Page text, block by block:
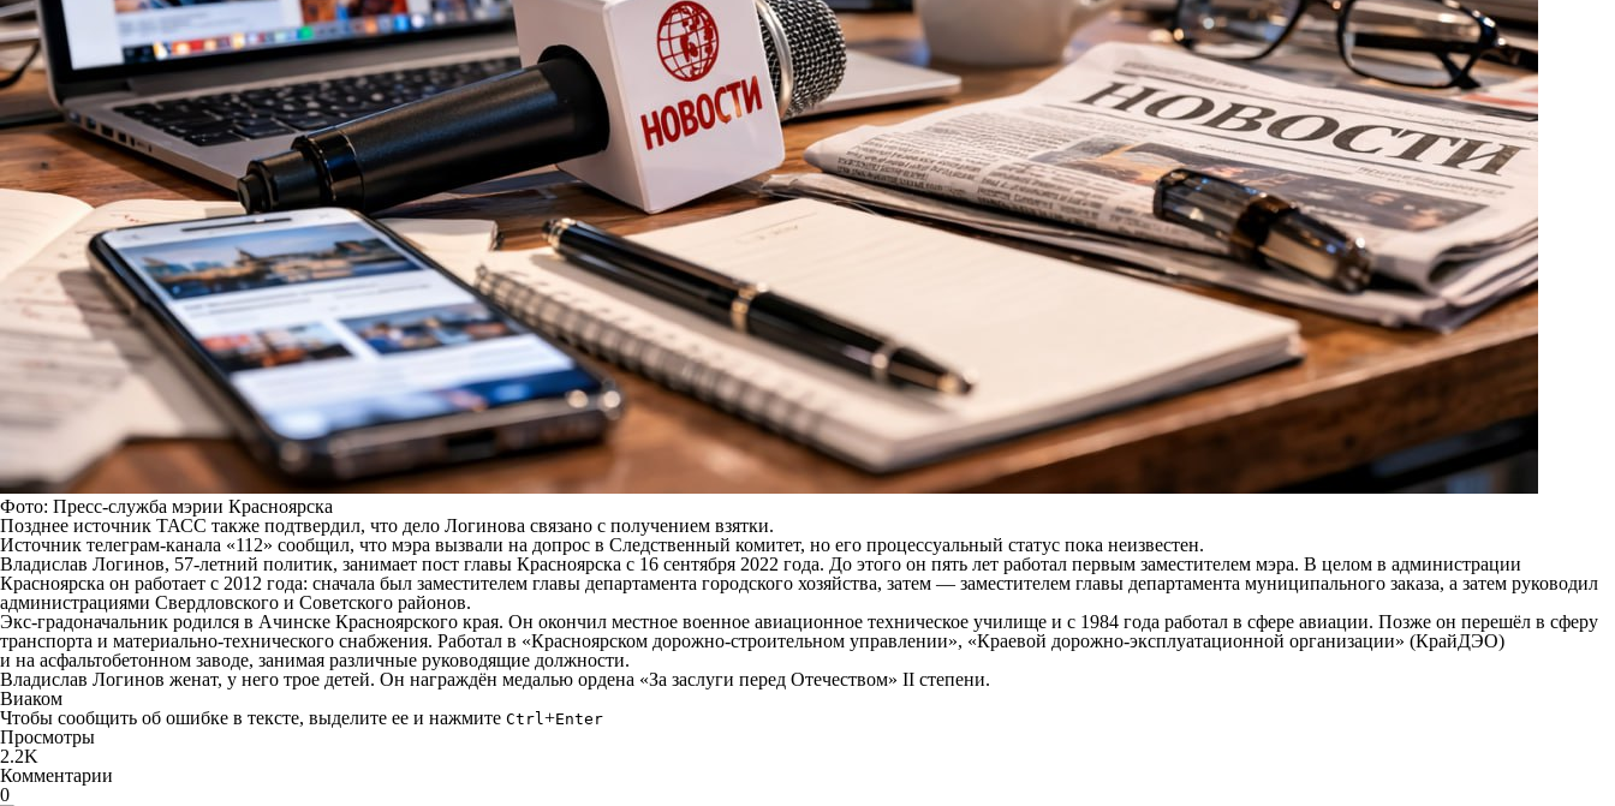
Фото: Пресс-служба мэрии Красноярска
Позднее источник ТАСС также подтвердил, что дело Логинова связано с получением взятки.
Источник телеграм-канала «112» сообщил, что мэра вызвали на допрос в Следственный комитет, но его процессуальный статус пока неизвестен.
Владислав Логинов, 57-летний политик, занимает пост главы Красноярска с 16 сентября 2022 года. До этого он пять лет работал первым заместителем мэра. В целом в администрации
Красноярска он работает с 2012 года: сначала был заместителем главы департамента городского хозяйства, затем — заместителем главы департамента муниципального заказа, а затем руководил
администрациями Свердловского и Советского районов.
Экс-градоначальник родился в Ачинске Красноярского края. Он окончил местное военное авиационное техническое училище и с 1984 года работал в сфере авиации. Позже он перешёл в сферу
транспорта и материально-технического снабжения. Работал в «Красноярском дорожно-строительном управлении», «Краевой дорожно-эксплуатационной организации» (КрайДЭО)
и на асфальтобетонном заводе, занимая различные руководящие должности.
Владислав Логинов женат, у него трое детей. Он награждён медалью ордена «За заслуги перед Отечеством» II степени.
Виаком
Чтобы сообщить об ошибке в тексте, выделите ее и нажмите Ctrl+Enter
Просмотры
2.2K
Комментарии
0